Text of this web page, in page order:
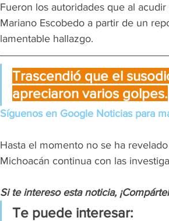
Fueron los autoridades que al
Mariano Escobedo a partir de un
lamentable hallazgo.
Trascendió que el
apreciaron varios golpes.
Síguenos en Google Noticias para
Hasta el momento no se ha
Michoacán continua con las
Si te intereso esta noticia,
Te puede interesar: